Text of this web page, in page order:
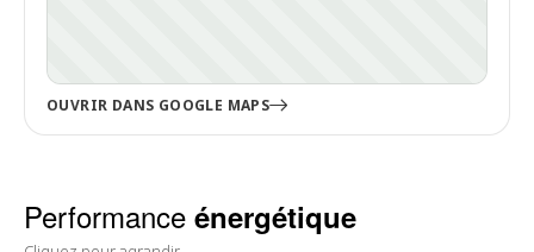
OUVRIR DANS GOOGLE MAPS
Performance énergétique